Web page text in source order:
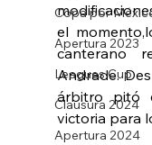
Copa por
Apertura 2023
Leagues Cup
Clausura 2024
Apertura 2024
el
canterano
Andrade.
árbitro pitó
victoria para